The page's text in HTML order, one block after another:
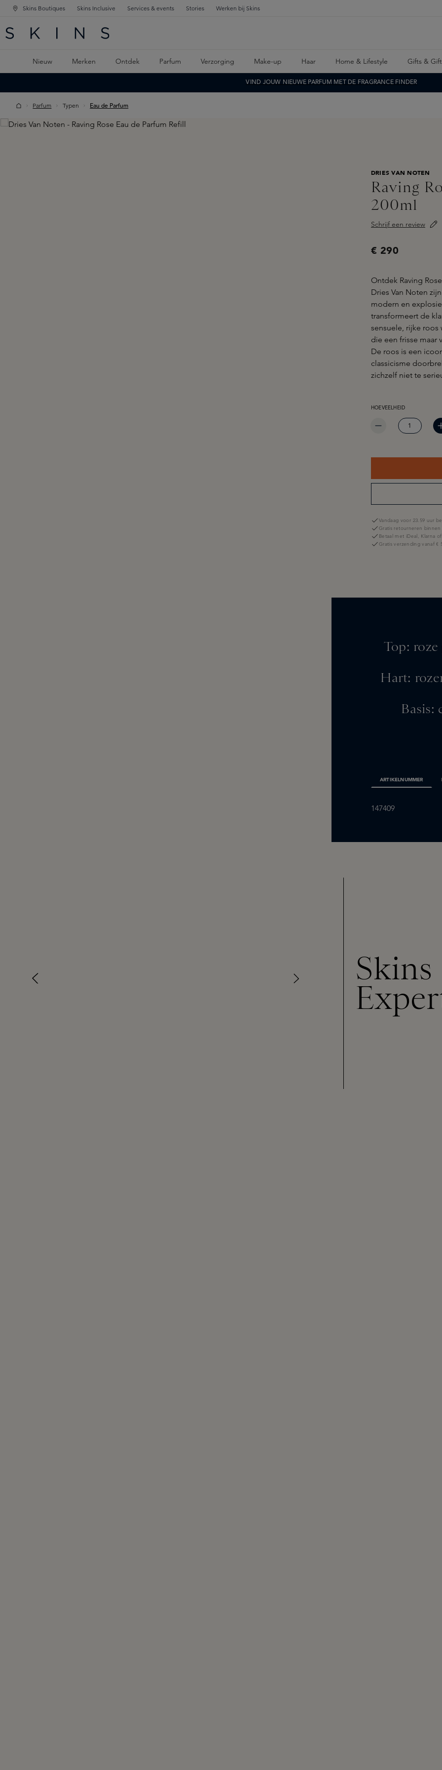
NAVIGATIE
DE HOOFDINHOUD
Skins Boutiques Skins Inclusive Services & events Stories Werken bij Skins
Nieuw Merken Ontdek Parfum Verzorging Make-up Haar Home & Lifestyle Gifts &
VIND JOUW NIEUWE PARFUM MET DE FRAGRANCE FINDER
Parfum Typen Eau de Parfum
Skip image gallery
DRIES VAN NOTEN
Raving
200ml
Schrijf een review
€ 290
Ontdek Raving
Dries Van Noten
modern en
transformeert de
sensuele, rijke
die een frisse maar
De roos is een
classicisme
zichzelf niet te
HOEVEELHEID
Vandaag voor 23.59 uur
Gratis retourneren binnen
Betaal met iDeal, Klarna
Gratis verzending vanaf €
Top: roze
Hart:
Basis:
ARTIKELNUMMER
147409
Skins